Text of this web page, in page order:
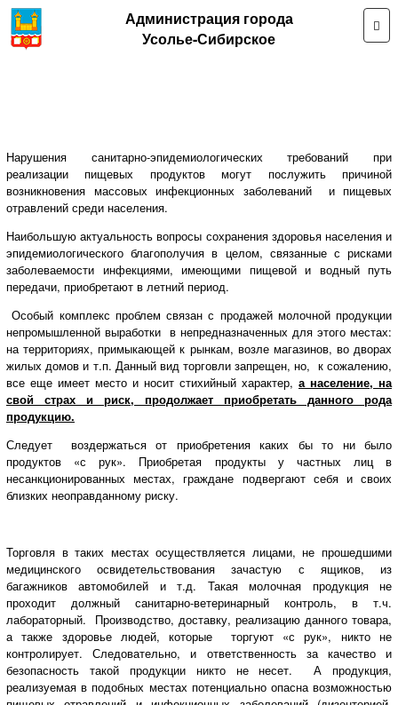
Администрация города
Усолье-Сибирское
Нарушения санитарно-эпидемиологических требований при
реализации пищевых продуктов могут послужить причиной
возникновения массовых инфекционных заболеваний и пищевых
отравлений среди населения.
Наибольшую актуальность вопросы сохранения здоровья населения и
эпидемиологического благополучия в целом, связанные с рисками
заболеваемости инфекциями, имеющими пищевой и водный путь
передачи, приобретают в летний период.
Особый комплекс проблем связан с продажей молочной продукции
непромышленной выработки в непредназначенных для этого местах:
на территориях, примыкающей к рынкам, возле магазинов, во дворах
жилых домов и т.п. Данный вид торговли запрещен, но, к сожалению,
все еще имеет место и носит стихийный характер, а население, на
свой страх и риск, продолжает приобретать данного рода
продукцию.
Следует воздержаться от приобретения каких бы то ни было
продуктов «с рук». Приобретая продукты у частных лиц в
несанкционированных местах, граждане подвергают себя и своих
близких неоправданному риску.
Торговля в таких местах осуществляется лицами, не прошедшими
медицинского освидетельствования зачастую с ящиков, из
багажников автомобилей и т.д. Такая молочная продукция не
проходит должный санитарно-ветеринарный контроль, в т.ч.
лабораторный. Производство, доставку, реализацию данного товара,
а также здоровье людей, которые торгуют «с рук», никто не
контролирует. Следовательно, и ответственность за качество и
безопасность такой продукции никто не несет. А продукция,
реализуемая в подобных местах потенциально опасна возможностью